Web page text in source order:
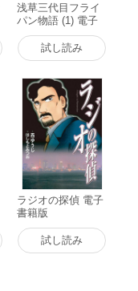
浅草三代目フライ
パン物語 (1) 電子
書籍版
試し読み
ラジオの探偵 電子
書籍版
試し読み